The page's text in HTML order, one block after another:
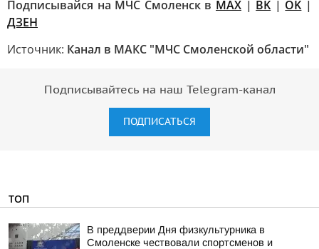
Подписывайся на МЧС Смоленск в MAX | BK | OK |
ДЗЕН
Источник: Канал в МАКС "МЧС Смоленской области"
Подписывайтесь на наш Telegram-канал
ПОДПИСАТЬСЯ
ТОП
В преддверии Дня физкультурника в
Смоленске чествовали спортсменов и